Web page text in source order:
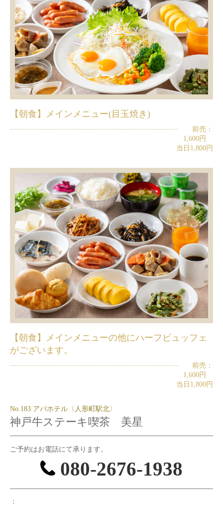
【朝食】メインメニュー(目玉焼き)
前売：
1,600円
当日1,800円
【朝食】メインメニューの他にハーフビュッフェ
がございます。
前売：
1,600円
当日1,800円
No.183 アパホテル〈人形町駅北〉
神戸牛ステーキ喫茶 美星
ご予約はお電話にて承ります。
080-2676-1938
：